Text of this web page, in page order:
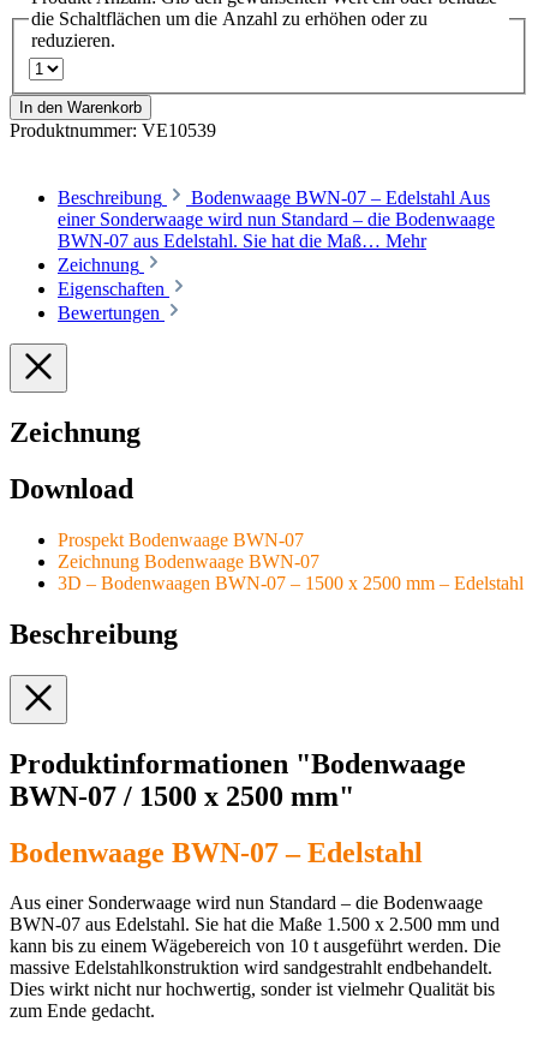
die Schaltflächen um die Anzahl zu erhöhen oder zu
reduzieren.
In den Warenkorb
Produktnummer: VE10539
Beschreibung
Bodenwaage BWN-07 – Edelstahl Aus
einer Sonderwaage wird nun Standard – die Bodenwaage
BWN-07 aus Edelstahl. Sie hat die Maß… Mehr
Zeichnung
Eigenschaften
Bewertungen
Zeichnung
Download
Prospekt Bodenwaage BWN-07
Zeichnung Bodenwaage BWN-07
3D – Bodenwaagen BWN-07 – 1500 x 2500 mm – Edelstahl
Beschreibung
Produktinformationen "Bodenwaage
BWN-07 / 1500 x 2500 mm"
Bodenwaage BWN-07 – Edelstahl
Aus einer Sonderwaage wird nun Standard – die Bodenwaage
BWN-07 aus Edelstahl. Sie hat die Maße 1.500 x 2.500 mm und
kann bis zu einem Wägebereich von 10 t ausgeführt werden. Die
massive Edelstahlkonstruktion wird sandgestrahlt endbehandelt.
Dies wirkt nicht nur hochwertig, sonder ist vielmehr Qualität bis
zum Ende gedacht.